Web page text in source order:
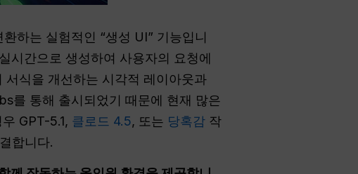
하는 실험적인 “생성 UI” 기능입니
시간으로 생성하여 사용자의 요청에
식을 개선하는 시각적 레이아웃과
를 통해 출시되었기 때문에 현재 많은
GPT-5.1, 클로드 4.5, 또는 당혹감 작
합니다.